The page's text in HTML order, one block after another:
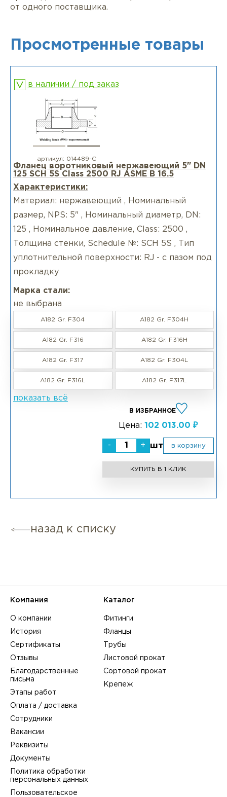
от одного поставщика.
Просмотренные товары
в наличии / под заказ
артикул: 014489-С
Фланец воротниковый нержавеющий 5" DN
125 SCH 5S Class 2500 RJ ASME B 16.5
Характеристики:
Материал: нержавеющий , Номинальный
размер, NPS: 5" , Номинальный диаметр, DN:
125 , Номинальное давление, Class: 2500 ,
Толщина стенки, Schedule №: SCH 5S , Тип
уплотнительной поверхности: RJ - с пазом под
прокладку
Марка стали:
не выбрана
A182 Gr. F304 A182 Gr. F304H
A182 Gr. F316 A182 Gr. F316H
A182 Gr. F317 A182 Gr. F304L
A182 Gr. F316L A182 Gr. F317L
показать всё
В ИЗБРАННОЕ
Цена: 102 013.00 ₽
- + шт в корзину
КУПИТЬ В 1 КЛИК
назад к списку
Компания
О компании
История
Сертификаты
Отзывы
Благодарственные
письма
Этапы работ
Оплата / доставка
Сотрудники
Вакансии
Реквизиты
Документы
Политика обработки
персональных данных
Пользовательское
Каталог
Фитинги
Фланцы
Трубы
Листовой прокат
Сортовой прокат
Крепеж